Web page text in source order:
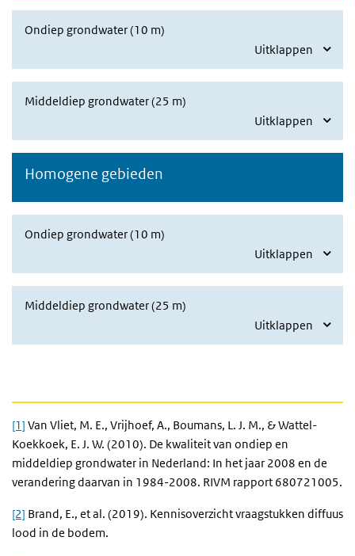
Ondiep grondwater (10 m)
Uitklappen
Middeldiep grondwater (25 m)
Uitklappen
Homogene gebieden
Ondiep grondwater (10 m)
Uitklappen
Middeldiep grondwater (25 m)
Uitklappen
[1] Van Vliet, M. E., Vrijhoef, A., Boumans, L. J. M., & Wattel-
Koekkoek, E. J. W. (2010). De kwaliteit van ondiep en
middeldiep grondwater in Nederland: In het jaar 2008 en de
verandering daarvan in 1984-2008. RIVM rapport 680721005.
[2] Brand, E., et al. (2019). Kennisoverzicht vraagstukken diffuus
lood in de bodem.